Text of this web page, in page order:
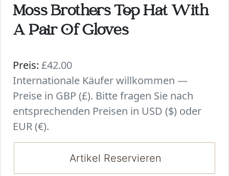
Moss Brothers Top Hat With
A Pair Of Gloves
Preis: £42.00
Internationale Käufer willkommen —
Preise in GBP (£). Bitte fragen Sie nach
entsprechenden Preisen in USD ($) oder
EUR (€).
Artikel Reservieren